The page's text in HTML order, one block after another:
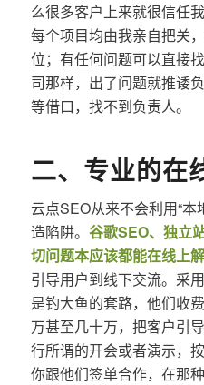
么很多客户上来就很信任
每个项目均由我亲自把关
位；有任何问题可以直接
司那样，出了问题就推诿
等借口，找不到负责人。
二、专业的在
云点SEO从来不会利用“本
造陷阱。 谷歌SEO、独立
切问题本应该都能在线上
引导用户到线下交流。采
是钓大鱼的套路，他们收
万甚至几十万，把客户引
行所谓的开会或者演示，
你跟他们签单合作，在那